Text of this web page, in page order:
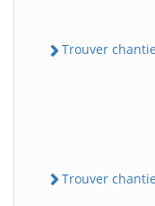
Trouver
Trouver